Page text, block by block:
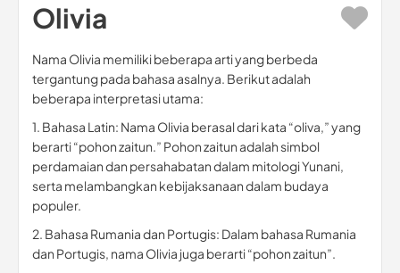
Olivia
Nama Olivia memiliki beberapa arti yang berbeda
tergantung pada bahasa asalnya. Berikut adalah
beberapa interpretasi utama:
1. Bahasa Latin: Nama Olivia berasal dari kata “oliva,” yang
berarti “pohon zaitun.” Pohon zaitun adalah simbol
perdamaian dan persahabatan dalam mitologi Yunani,
serta melambangkan kebijaksanaan dalam budaya
populer.
2. Bahasa Rumania dan Portugis: Dalam bahasa Rumania
dan Portugis, nama Olivia juga berarti “pohon zaitun”.